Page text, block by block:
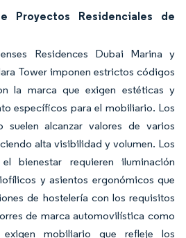
Proyectos Residenciales de
Residences Dubai Marina y
Tower imponen estrictos códigos
la marca que exigen estéticas y
específicos para el mobiliario. Los
suelen alcanzar valores de varios
alta visibilidad y volumen. Los
bienestar requieren iluminación
y asientos ergonómicos que
de hostelería con los requisitos
de marca automovilística como
exigen mobiliario que refleje los